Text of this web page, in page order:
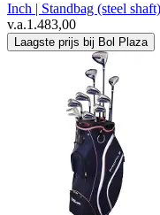
Inch | Standbag (steel
v.a.1.483,00
Laagste prijs bij Bol Plaza